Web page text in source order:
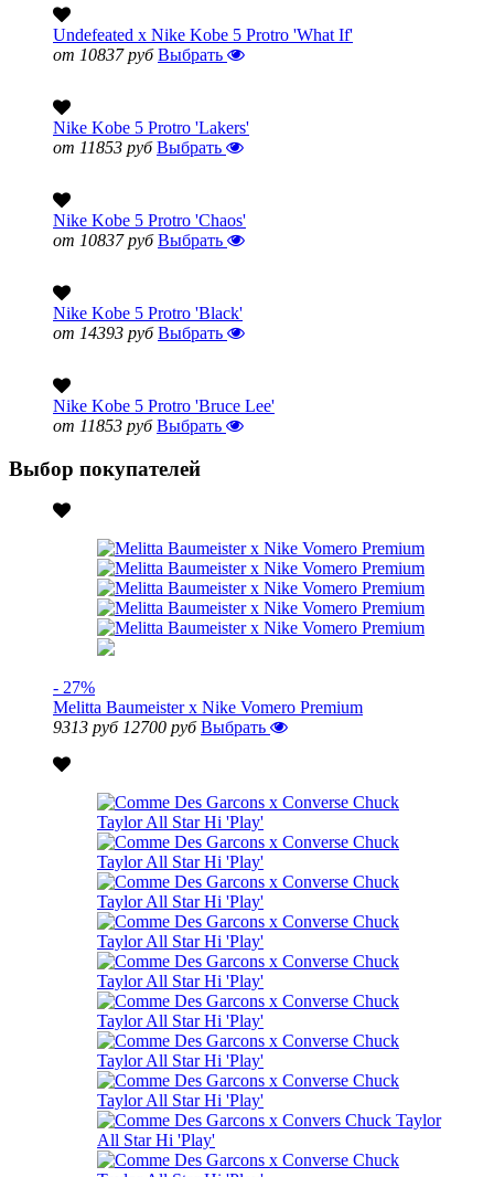
Undefeated x Nike Kobe 5 Protro 'What If'
от 10837 руб Выбрать
Nike Kobe 5 Protro 'Lakers'
от 11853 руб Выбрать
Nike Kobe 5 Protro 'Chaos'
от 10837 руб Выбрать
Nike Kobe 5 Protro 'Black'
от 14393 руб Выбрать
Nike Kobe 5 Protro 'Bruce Lee'
от 11853 руб Выбрать
Выбор покупателей
- 27%
Melitta Baumeister x Nike Vomero Premium
9313 руб 12700 руб Выбрать